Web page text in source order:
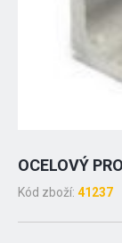
OCELOVÝ
Kód zboží: 41237